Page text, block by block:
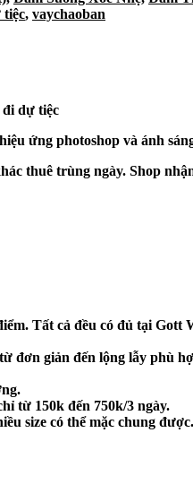
tiệc, vaychaoban
đi dự tiệc
ứng photoshop và ánh
thuê trùng ngày. Shop
Tất cả đều có đủ tại Gott
đơn giản đến lộng lẫy phù
từ 150k đến 750k/3 ngày.
size có thể mặc chung được.